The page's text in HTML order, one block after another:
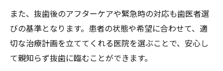
解説
不安を和らげる歯医者の工夫やサポート事
例
また、抜歯後のアフターケアや緊急時の対応も歯医者選
びの基準となります。患者の状態や希望に合わせて、適
切な治療計画を立ててくれる医院を選ぶことで、安心し
て親知らず抜歯に臨むことができます。